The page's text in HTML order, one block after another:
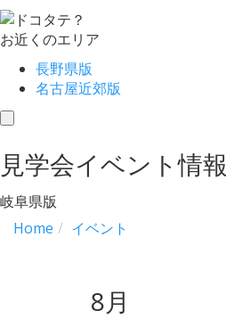
お近くのエリア
長野県版
名古屋近郊版
toggle
見学会イベント情報
岐阜県版
Home
イベント
8月